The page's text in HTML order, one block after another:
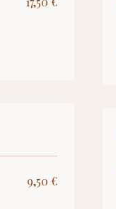
9,50 €